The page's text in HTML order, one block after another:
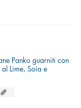
Panko guarniti con
Lime, Soia e